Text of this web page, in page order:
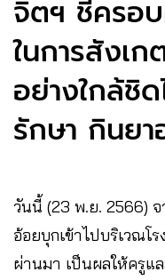
จิตฯ ชี้ครอ
ในการสังเ
อย่างใกล้ชิ
รักษา กินยา
วันนี้ (23 พ.ย. 2566)
อ้อยบุกเข้าไปบริเวณโ
ผ่านมา เป็นผลให้ครูแ